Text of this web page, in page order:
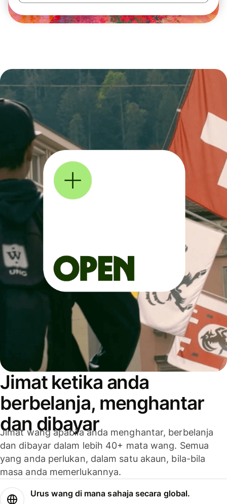
Jimat ketika anda
berbelanja, menghantar
dan dibayar
Jimat wang apabila anda menghantar, berbelanja
dan dibayar dalam lebih 40+ mata wang. Semua
yang anda perlukan, dalam satu akaun, bila-bila
masa anda memerlukannya.
Urus wang di mana sahaja secara global.